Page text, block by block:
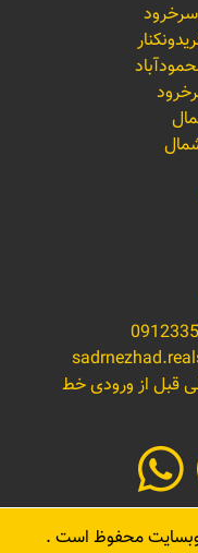
قبل از ورودی خط
محفوظ است .